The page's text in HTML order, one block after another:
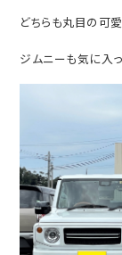
どちらも丸目の可
ジムニーも気に入